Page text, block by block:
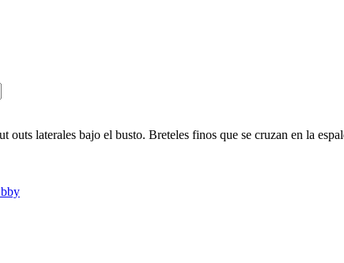
outs laterales bajo el busto. Breteles finos que se cruzan en la